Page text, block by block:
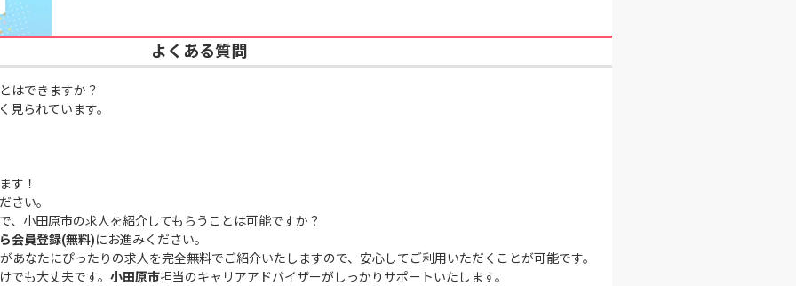
よくある質問
はできますか？
見られています。
す！
さい。
、小田原市の求人を紹介してもらうことは可能ですか？
会員登録(無料)にお進みください。
あなたにぴったりの求人を完全無料でご紹介いたしますので、安心してご利用いただくことが可能です。
でも大丈夫です。 小田原市担当のキャリアアドバイザーがしっかりサポートいたします。